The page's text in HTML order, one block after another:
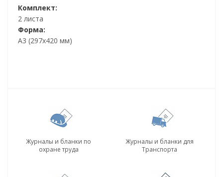
Комплект:
2 листа
Форма:
А3 (297х420 мм)
Журналы и бланки по
охране труда
Журналы и бланки для
Транспорта